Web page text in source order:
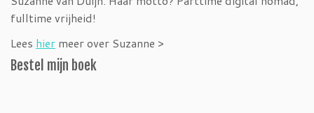
fulltime vrijheid!
Lees hier meer over Suzanne >
Bestel mijn boek